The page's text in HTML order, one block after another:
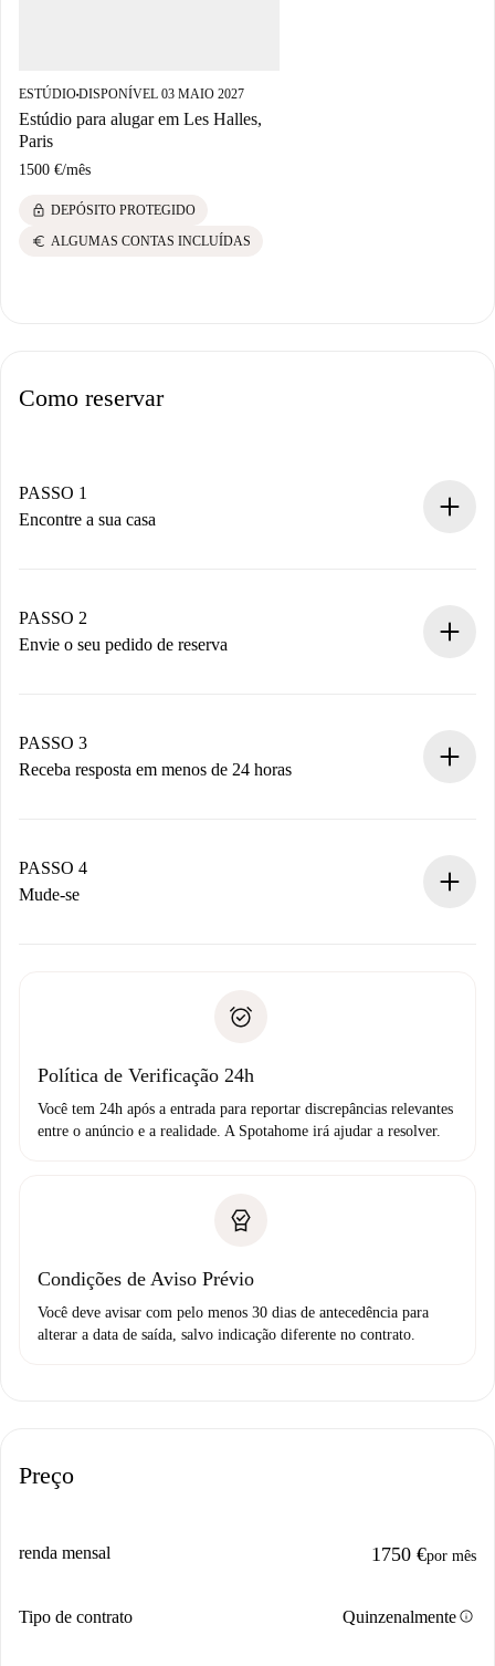
ESTÚDIO■DISPONÍVEL 03 MAIO 2027
Estúdio para alugar em Les Halles,
Paris
1500 €/mês
lock DEPÓSITO PROTEGIDO
euro ALGUMAS CONTAS INCLUÍDAS
Como reservar
PASSO 1
Encontre a sua casa
Você tem todas as informações necessárias
antecipadamente.
PASSO 2
Envie o seu pedido de reserva
Não cobramos nada até que o proprietário confirme.
PASSO 3
Receba resposta em menos de 24 horas
proprietário.
Se recusada: não cobraremos nada e ofereceremos
Débito direto bancário
PASSO 4
Mude-se
não comunicar nenhum problema.
Política de Verificação 24h
Você tem 24h após a entrada para reportar discrepâncias relevantes
entre o anúncio e a realidade. A Spotahome irá ajudar a resolver.
Condições de Aviso Prévio
Você deve avisar com pelo menos 30 dias de antecedência para
alterar a data de saída, salvo indicação diferente no contrato.
Preço
renda mensal 1750 €por mês
Tipo de contrato Quinzenalmenteinfo